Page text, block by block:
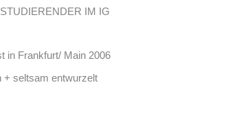
IM IG
in Frankfurt/ Main 2006
+ seltsam entwurzelt